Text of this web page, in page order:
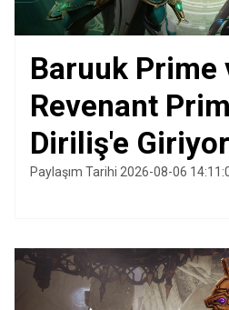
Baruuk Prime
Revenant
Diriliş'e Giriyor
Paylaşım Tarihi 2026-08-06